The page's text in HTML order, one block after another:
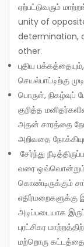
ஏற்பட்டுவரும்
unity of
determination,
other.
புதிய
செயல்பாட்டிற்கு
பொருள்,
குறித்த
அதன் சாரத்தை
அறிவதை
சேர்ந்து
வரை
கொண்டிருக்கும்
அடிப்படையாக
புரட்சிகர
மற்றொரு கட்டத்தை